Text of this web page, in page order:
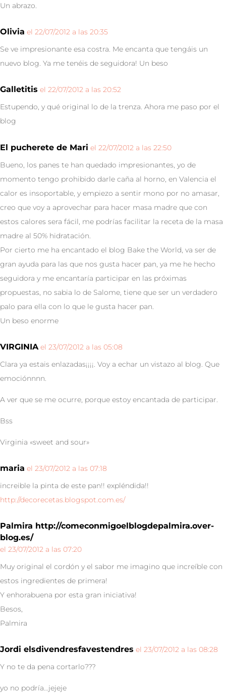
Un abrazo.
Olivia el 22/07/2012 a las 20:35
Se ve impresionante esa costra. Me encanta que tengáis un
nuevo blog. Ya me tenéis de seguidora! Un beso
Galletitis el 22/07/2012 a las 20:52
Estupendo, y qué original lo de la trenza. Ahora me paso por el
blog
El pucherete de Mari el 22/07/2012 a las 22:50
Bueno, los panes te han quedado impresionantes, yo de
momento tengo prohibido darle caña al horno, en Valencia el
calor es insoportable, y empiezo a sentir mono por no amasar,
creo que voy a aprovechar para hacer masa madre que con
estos calores sera fácil, me podrías facilitar la receta de la masa
madre al 50% hidratación.
Por cierto me ha encantado el blog Bake the World, va ser de
gran ayuda para las que nos gusta hacer pan, ya me he hecho
seguidora y me encantaría participar en las próximas
propuestas, no sabia lo de Salome, tiene que ser un verdadero
palo para ella con lo que le gusta hacer pan.
Un beso enorme
VIRGINIA el 23/07/2012 a las 05:08
Clara ya estais enlazadas¡¡¡¡. Voy a echar un vistazo al blog. Que
emociónnnn.
A ver que se me ocurre, porque estoy encantada de participar.
Bss
Virginia «sweet and sour»
maria el 23/07/2012 a las 07:18
increible la pinta de este pan!! expléndida!!
http://decorecetas.blogspot.com.es/
Palmira http://comeconmigoelblogdepalmira.over-
blog.es/
el 23/07/2012 a las 07:20
Muy original el cordón y el sabor me imagino que increíble con
estos ingredientes de primera!
Y enhorabuena por esta gran iniciativa!
Besos,
Palmira
Jordi elsdivendresfavestendres el 23/07/2012 a las 08:28
Y no te da pena cortarlo???
yo no podría…jejeje